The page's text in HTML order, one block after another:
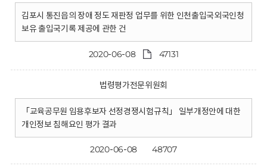
김포시 통진읍의 장애 정도 재판정 업무를 위한 인천출입국외국인청
보유 출입국기록 제공에 관한 건
2020-06-08 47131
법령평가전문위원회
「교육공무원 임용후보자 선정경쟁시험규칙」 일부개정안에 대한
개인정보 침해요인 평가 결과
2020-06-08 48707